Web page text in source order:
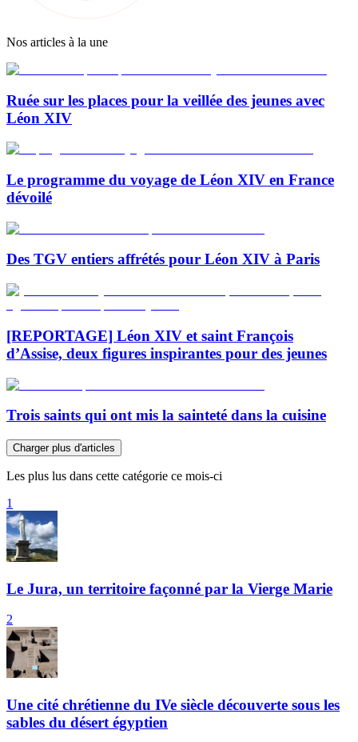
Nos articles à la une
Ruée sur les places pour la veillée des jeunes avec
Léon XIV
Le programme du voyage de Léon XIV en France
dévoilé
Des TGV entiers affrétés pour Léon XIV à Paris
[REPORTAGE] Léon XIV et saint François
d’Assise, deux figures inspirantes pour des jeunes
Trois saints qui ont mis la sainteté dans la cuisine
Charger plus d'articles
Les plus lus dans cette catégorie ce mois-ci
1
Le Jura, un territoire façonné par la Vierge Marie
2
Une cité chrétienne du IVe siècle découverte sous les
sables du désert égyptien